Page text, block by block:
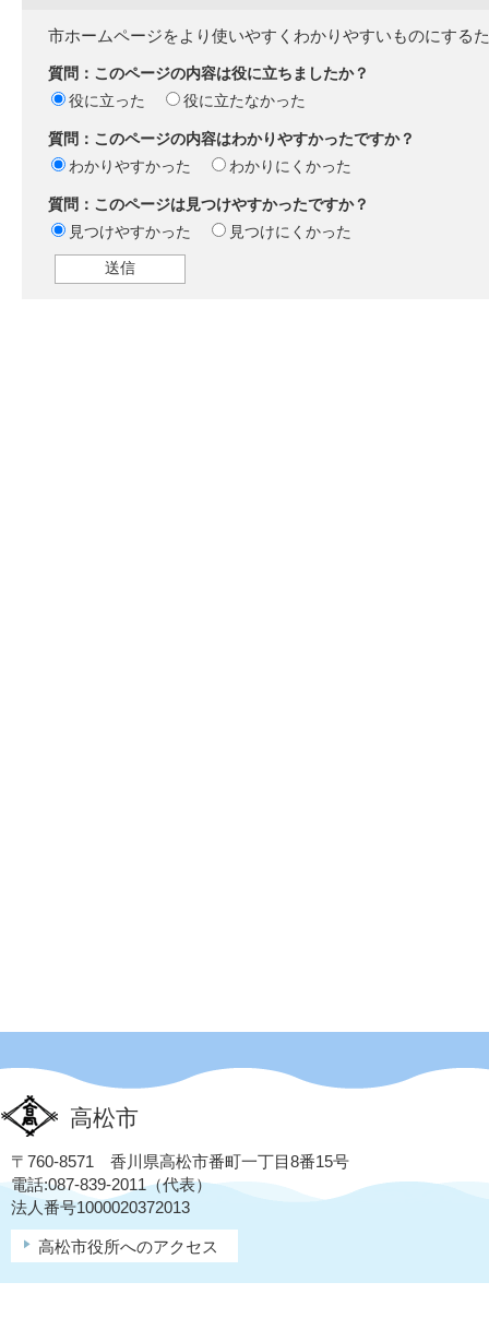
市ホームページをより使いやすくわかりやすいものにする
質問：このページの内容は役に立ちましたか？
役に立った
役に立たなかった
質問：このページの内容はわかりやすかったですか？
わかりやすかった
わかりにくかった
質問：このページは見つけやすかったですか？
見つけやすかった
見つけにくかった
高松市
〒760-8571 香川県高松市番町一丁目8番15号
電話:087-839-2011（代表）
法人番号1000020372013
高松市役所へのアクセス